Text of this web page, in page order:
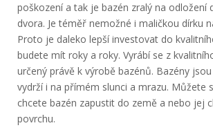
poškození a tak je bazén zralý na odložení
dvora. Je téměř nemožné i maličkou dírku
Proto je daleko lepší investovat do
budete mít roky a roky. Vyrábí se z
určený právě k výrobě bazénů. Bazény
vydrží i na přímém slunci a mrazu. Můžete
chcete bazén zapustit do země a nebo jej
povrchu.